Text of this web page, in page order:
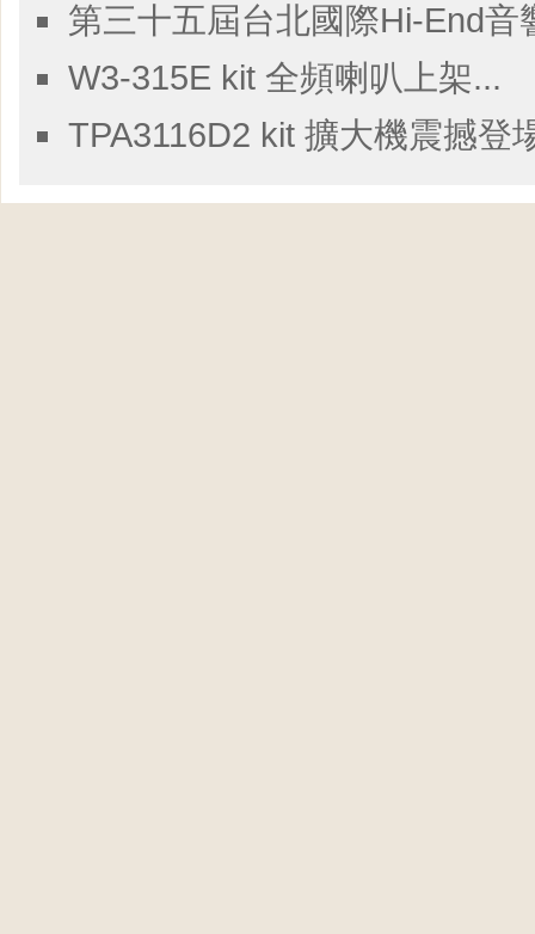
第三十五屆台北國際Hi-End
W3-315E kit 全頻喇叭上架...
TPA3116D2 kit 擴大機震撼登